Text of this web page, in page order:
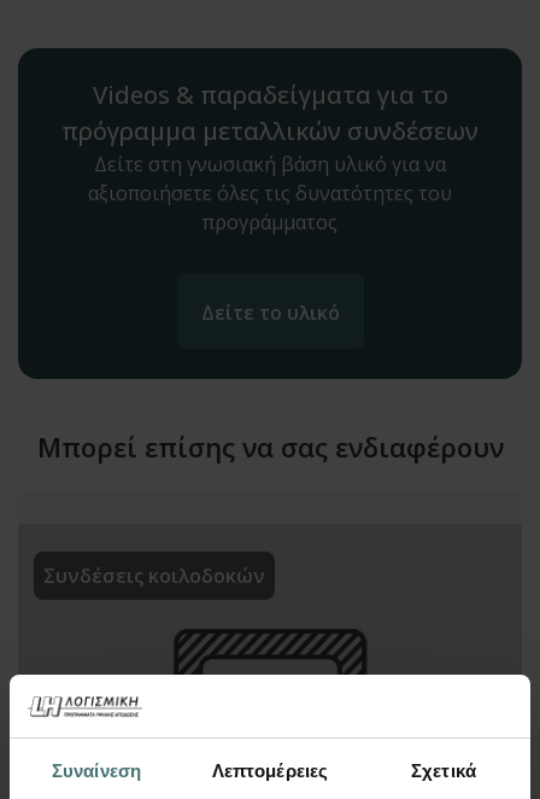
Συναίνεση Λεπτομέρειες Σχετικά
Videos & παραδείγματα για το
πρόγραμμα μεταλλικών συνδέσεων
Δείτε στη γνωσιακή βάση υλικό για να
αξιοποιήσετε όλες τις δυνατότητες του
προγράμματος
Δείτε το υλικό
Μπορεί επίσης να σας ενδιαφέρουν
Συνδέσεις κοιλοδοκών